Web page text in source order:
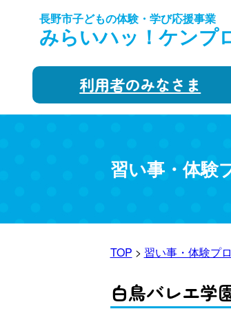
長野市子どもの体験・学び応援事業
みらいハッ！ケンプ
利用者のみなさま
習い事・体験
TOP > 習い事・体験プ
白鳥バレエ学